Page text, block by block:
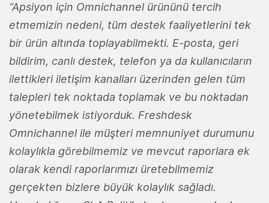
“Apsiyon için Omnichannel ürününü tercih
etmemizin nedeni, tüm destek faaliyetlerini tek
bir ürün altında toplayabilmekti. E-posta, geri
bildirim, canlı destek, telefon ya da kullanıcıların
ilettikleri iletişim kanalları üzerinden gelen tüm
talepleri tek noktada toplamak ve bu noktadan
yönetebilmek istiyorduk. Freshdesk
Omnichannel ile müşteri memnuniyet durumunu
kolaylıkla görebilmemiz ve mevcut raporlara ek
olarak kendi raporlarımızı üretebilmemiz
gerçekten bizlere büyük kolaylık sağladı.